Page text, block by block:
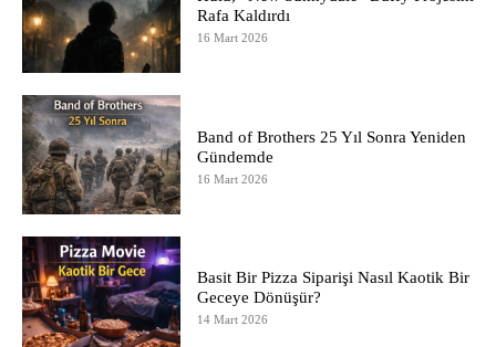
Rafa Kaldırdı
16 Mart 2026
Band of Brothers 25 Yıl Sonra Yeniden
Gündemde
16 Mart 2026
Basit Bir Pizza Siparişi Nasıl Kaotik Bir
Geceye Dönüşür?
14 Mart 2026